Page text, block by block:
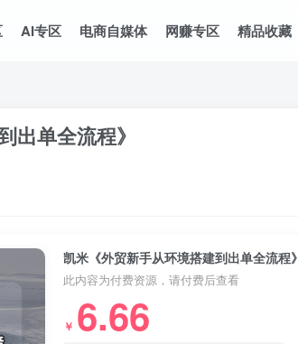
AI专区 电商自媒体 网赚专区 精品收藏
出单全流程》
凯米《外贸新手从环境搭建到出单全流程》
此内容为付费资源，请付费后查看
￥ 6.66